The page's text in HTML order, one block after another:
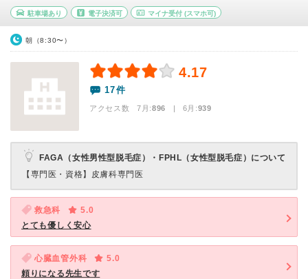
駐車場あり 電子決済可 マイナ受付 (スマホ可)
朝（8:30〜）
4.17
17件
アクセス数 7月:896 | 6月:939
FAGA（女性男性型脱毛症）・FPHL（女性型脱毛症）について
【専門医・資格】 皮膚科専門医
救急科
5.0
とても優しく安心
心臓血管外科
5.0
頼りになる先生です